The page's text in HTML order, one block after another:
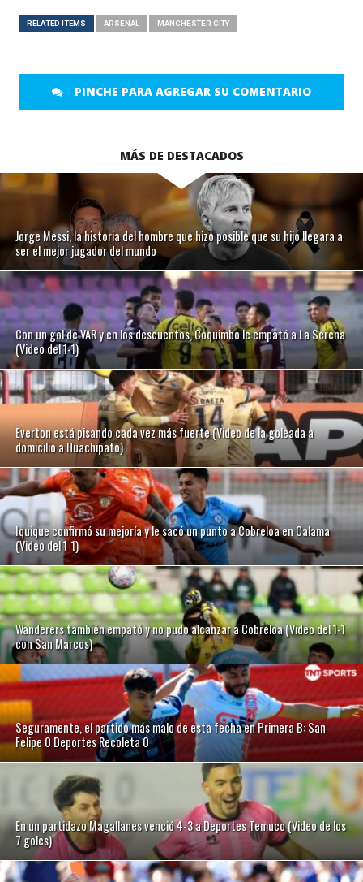
RELATED ITEMS ARSENAL MANCHESTER CITY
PINCHE PARA AGREGAR SU COMENTARIO
MÁS DE DESTACADOS
Jorge Messi, la historia del hombre que hizo posible que su hijo llegara a
ser el mejor jugador del mundo
Con un gol de VAR y en los descuentos, Coquimbo le empató a La Serena
(Video del 1-1)
Everton está pisando cada vez más fuerte (Video de la goleada a
domicilio a Huachipato)
Iquique confirmó su mejoría y le sacó un punto a Cobreloa en Calama
(Video del 1-1)
Wanderers también empató y no pudo alcanzar a Cobreloa (Video del 1-1
con San Marcos)
Seguramente, el partido más malo de esta fecha en Primera B: San
Felipe 0 Deportes Recoleta 0
En un partidazo Magallanes venció 4-3 a Deportes Temuco (Video de los
7 goles)